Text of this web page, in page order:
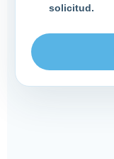
solicitud.